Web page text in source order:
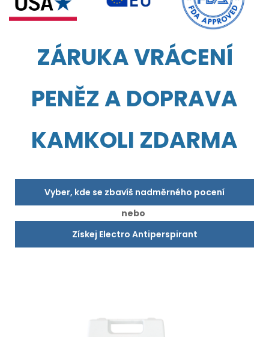
ZÁRUKA VRÁCENÍ
PENĚZ A DOPRAVA
KAMKOLI ZDARMA
Vyber, kde se zbavíš nadměrného pocení
nebo
Získej Electro Antiperspirant